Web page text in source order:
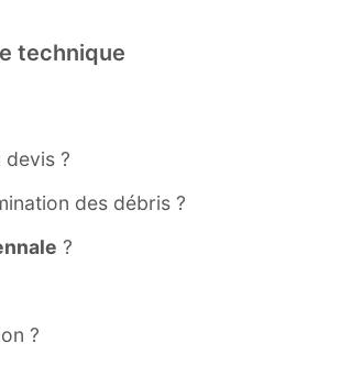
technique
?
des débris ?
?
?